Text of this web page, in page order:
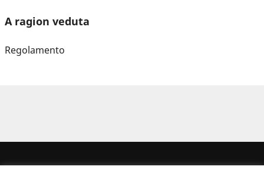
A ragion veduta
Regolamento